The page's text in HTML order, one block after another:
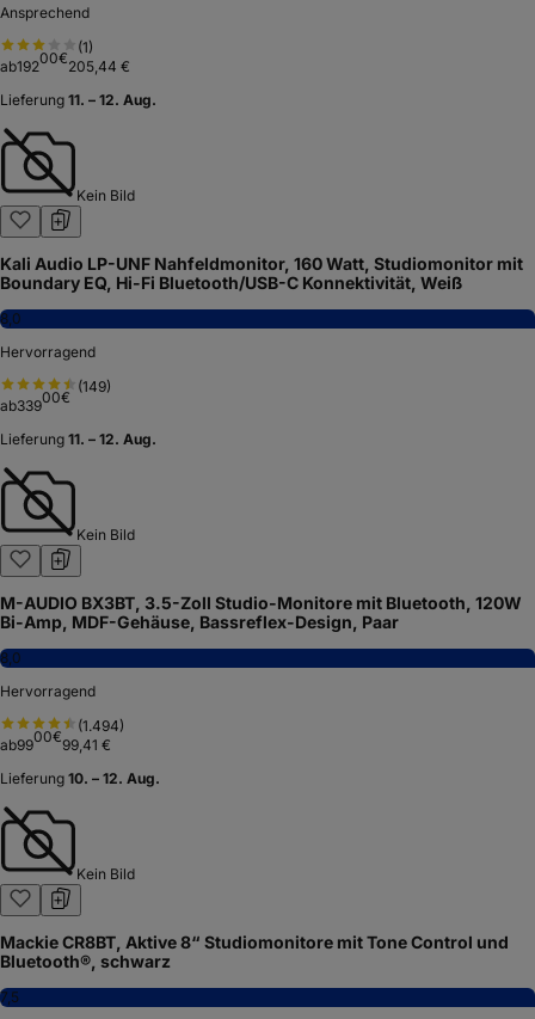
Ansprechend
(1)
ab19200€205,44 €
Lieferung 11. – 12. Aug.
Kein Bild
Kali Audio LP-UNF Nahfeldmonitor, 160 Watt, Studiomonitor mit
Boundary EQ, Hi-Fi Bluetooth/USB-C Konnektivität, Weiß
8,0
Hervorragend
(149)
ab33900€
Lieferung 11. – 12. Aug.
Kein Bild
M-AUDIO BX3BT, 3.5-Zoll Studio-Monitore mit Bluetooth, 120W
Bi-Amp, MDF-Gehäuse, Bassreflex-Design, Paar
8,0
Hervorragend
(1.494)
ab9900€99,41 €
Lieferung 10. – 12. Aug.
Kein Bild
Mackie CR8BT, Aktive 8“ Studiomonitore mit Tone Control und
Bluetooth®, schwarz
7,5